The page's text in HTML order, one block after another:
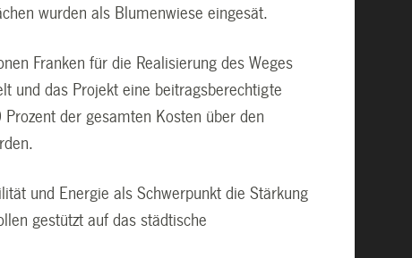
wurden als Blumenwiese eingesät.
Franken für die Realisierung des Weges
und das Projekt eine beitragsberechtigte
der gesamten Kosten über den
und Energie als Schwerpunkt die Stärkung
gestützt auf das städtische